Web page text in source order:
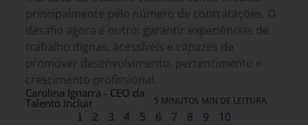
principalmente pelo número de contratações. O
desafio agora é outro: garantir experiências de
trabalho dignas, acessíveis e capazes de
promover desenvolvimento, pertencimento e
crescimento profissional.
Carolina Ignarra - CEO da
Talento Incluir 5 MINUTOS MIN DE LEITURA
1 2 3 4 5 6 7 8 9 10